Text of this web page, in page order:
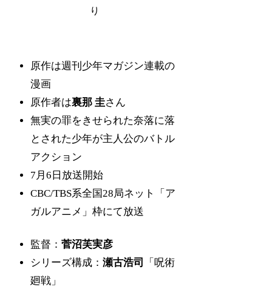
り
原作は週刊少年マガジン連載の
漫画
原作者は裏那 圭さん
無実の罪をきせられた奈落に落
とされた少年が主人公のバトル
アクション
7月6日放送開始
CBC/TBS系全国28局ネット「ア
ガルアニメ」枠にて放送
監督：菅沼芙実彦
シリーズ構成：瀬古浩司
「呪術
廻戦」